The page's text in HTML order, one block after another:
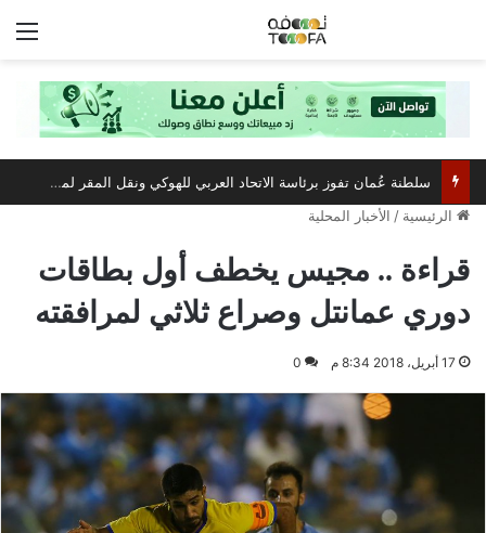
سلطنة عُمان تفوز برئاسة الاتحاد العربي للهوكي ونقل المقر لمسقط
الرئيسية / الأخبار المحلية
قراءة .. مجيس يخطف أول بطاقات
دوري عمانتل وصراع ثلاثي لمرافقته
17 أبريل، 2018 8:34 م 0